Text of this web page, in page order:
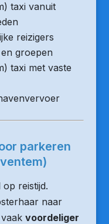
taxi vanuit
reizigers
groepen
taxi met vaste
parkeren
reistijd.
naar
voordeliger